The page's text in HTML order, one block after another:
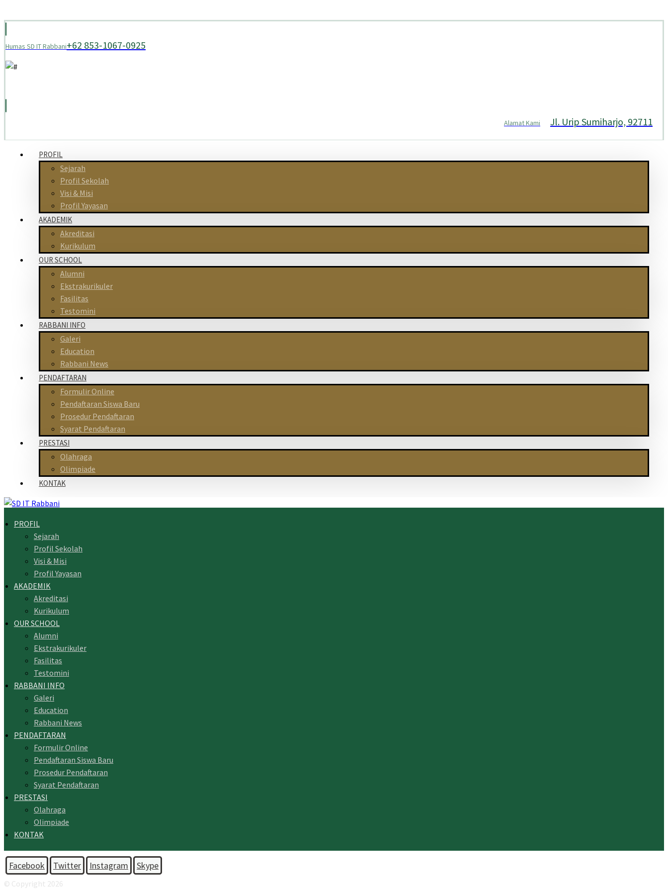
Humas SD IT Rabbani+62 853-1067-0925
Alamat Kami Jl. Urip Sumiharjo, 92711
PROFIL
Sejarah
Profil Sekolah
Visi & Misi
Profil Yayasan
AKADEMIK
Akreditasi
Kurikulum
OUR SCHOOL
Alumni
Ekstrakurikuler
Fasilitas
Testomini
RABBANI INFO
Galeri
Education
Rabbani News
PENDAFTARAN
Formulir Online
Pendaftaran Siswa Baru
Prosedur Pendaftaran
Syarat Pendaftaran
PRESTASI
Olahraga
Olimpiade
KONTAK
PROFIL
Sejarah
Profil Sekolah
Visi & Misi
Profil Yayasan
AKADEMIK
Akreditasi
Kurikulum
OUR SCHOOL
Alumni
Ekstrakurikuler
Fasilitas
Testomini
RABBANI INFO
Galeri
Education
Rabbani News
PENDAFTARAN
Formulir Online
Pendaftaran Siswa Baru
Prosedur Pendaftaran
Syarat Pendaftaran
PRESTASI
Olahraga
Olimpiade
KONTAK
Facebook Twitter Instagram Skype
© Copyright 2026